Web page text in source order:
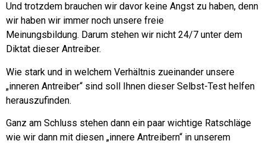
Und trotzdem brauchen wir davor keine Angst zu haben, denn
wir haben wir immer noch unsere freie
Meinungsbildung. Darum stehen wir nicht 24/7 unter dem
Diktat dieser Antreiber.
Wie stark und in welchem Verhältnis zueinander unsere
„inneren Antreiber“ sind soll Ihnen dieser Selbst-Test helfen
herauszufinden.
Ganz am Schluss stehen dann ein paar wichtige Ratschläge
wie wir dann mit diesen „innere Antreibern“ in unserem